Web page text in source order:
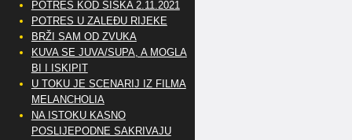
POTRES KOD SISKA 2.11.2021
POTRES U ZALEĐU RIJEKE
BRŽI SAM OD ZVUKA
KUVA SE JUVA/SUPA, A MOGLA
BI I ISKIPIT
U TOKU JE SCENARIJ IZ FILMA
MELANCHOLIA
NA ISTOKU KASNO
POSLIJEPODNE SAKRIVAJU